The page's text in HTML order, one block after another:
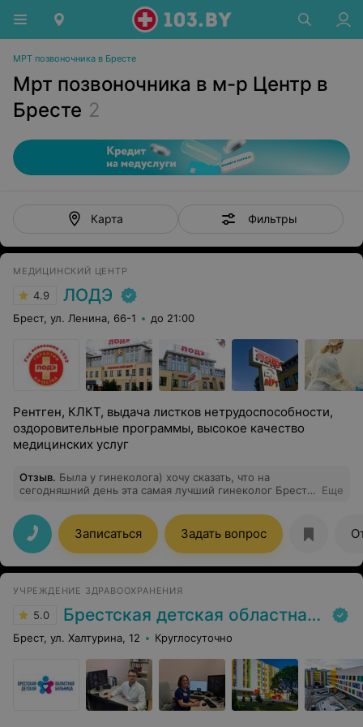
МРТ позвоночника в Бресте
Мрт позвоночника в м-р Центр в
Бресте 2
Карта Фильтры
МЕДИЦИНСКИЙ ЦЕНТР
4.9 ЛОДЭ
Брест, ул. Ленина, 66-1 до 21:00
Рентген, КЛКТ, выдача листков нетрудоспособности,
оздоровительные программы, высокое качество
медицинских услуг
Отзыв. Была у гинеколога) хочу сказать, что на
сегодняшний день эта самая лучший гинеколог Бреста
полочкам,лишнего ничего не назначает) Всееем
рекомендую,самая лучшая гинеколог
Еще
Записаться Задать вопрос
УЧРЕЖДЕНИЕ ЗДРАВООХРАНЕНИЯ
5.0 Брестская детская областная больница
Брест, ул. Халтурина, 12 Круглосуточно